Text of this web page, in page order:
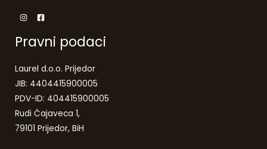
Pravni podaci
Laurel d.o.o. Prijedor
JIB: 4404415900005
PDV-ID: 404415900005
Rudi Čajaveca 1,
79101 Prijedor, BiH